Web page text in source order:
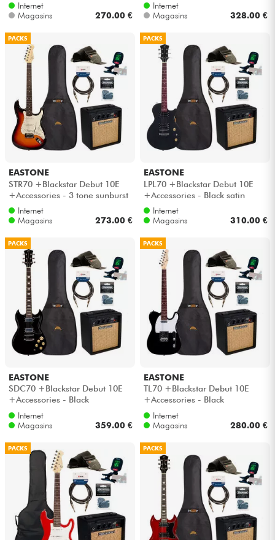
Internet
Magasins
270.00 €
Internet
Magasins
328.00 €
PACKS
EASTONE
STR70 +Blackstar Debut 10E
+Accessories - 3 tone sunburst
Internet
Magasins
273.00 €
PACKS
EASTONE
LPL70 +Blackstar Debut 10E
+Accessories - Black satin
Internet
Magasins
310.00 €
PACKS
EASTONE
SDC70 +Blackstar Debut 10E
+Accessories - Black
Internet
Magasins
359.00 €
PACKS
EASTONE
TL70 +Blackstar Debut 10E
+Accessories - Black
Internet
Magasins
280.00 €
PACKS PACKS